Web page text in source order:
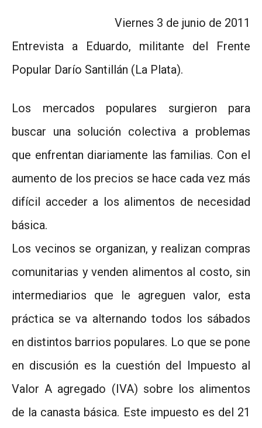
Viernes 3 de junio de 2011
Entrevista a Eduardo, militante del Frente
Popular Darío Santillán (La Plata).
Los mercados populares surgieron para
buscar una solución colectiva a problemas
que enfrentan diariamente las familias. Con el
aumento de los precios se hace cada vez más
difícil acceder a los alimentos de necesidad
básica.
Los vecinos se organizan, y realizan compras
comunitarias y venden alimentos al costo, sin
intermediarios que le agreguen valor, esta
práctica se va alternando todos los sábados
en distintos barrios populares. Lo que se pone
en discusión es la cuestión del Impuesto al
Valor A agregado (IVA) sobre los alimentos
de la canasta básica. Este impuesto es del 21